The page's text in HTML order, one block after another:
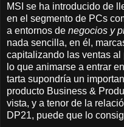
MSI se ha introducido de
en el segmento de PCs
a entornos de negocios y
nada sencilla, en él,
capitalizando las ventas al
lo que animarse a entrar
tarta supondría un
producto Business &
vista, y a tenor de la
DP21, puede que lo